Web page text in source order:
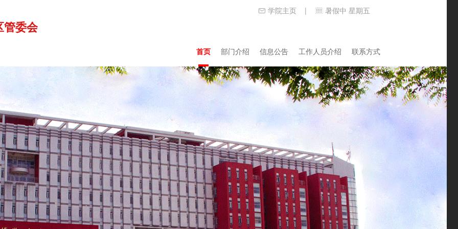
委会
学院主页 | 暑假中 星期五
首页 部门介绍 信息公告 工作人员介绍 联系方式